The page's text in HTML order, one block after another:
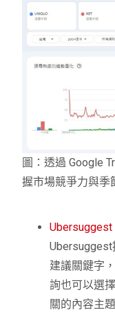
圖：透過 Google
握市場競爭力與季
Ubersuggest
建議關鍵字
詢也可以選
關的內容主